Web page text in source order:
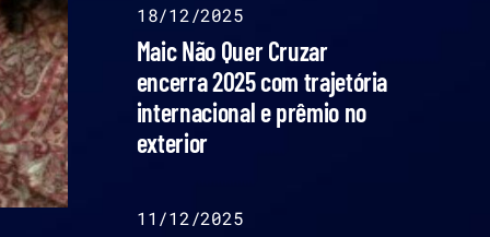
18/12/2025
Maic Não Quer Cruzar
encerra 2025 com trajetória
internacional e prêmio no
exterior
11/12/2025